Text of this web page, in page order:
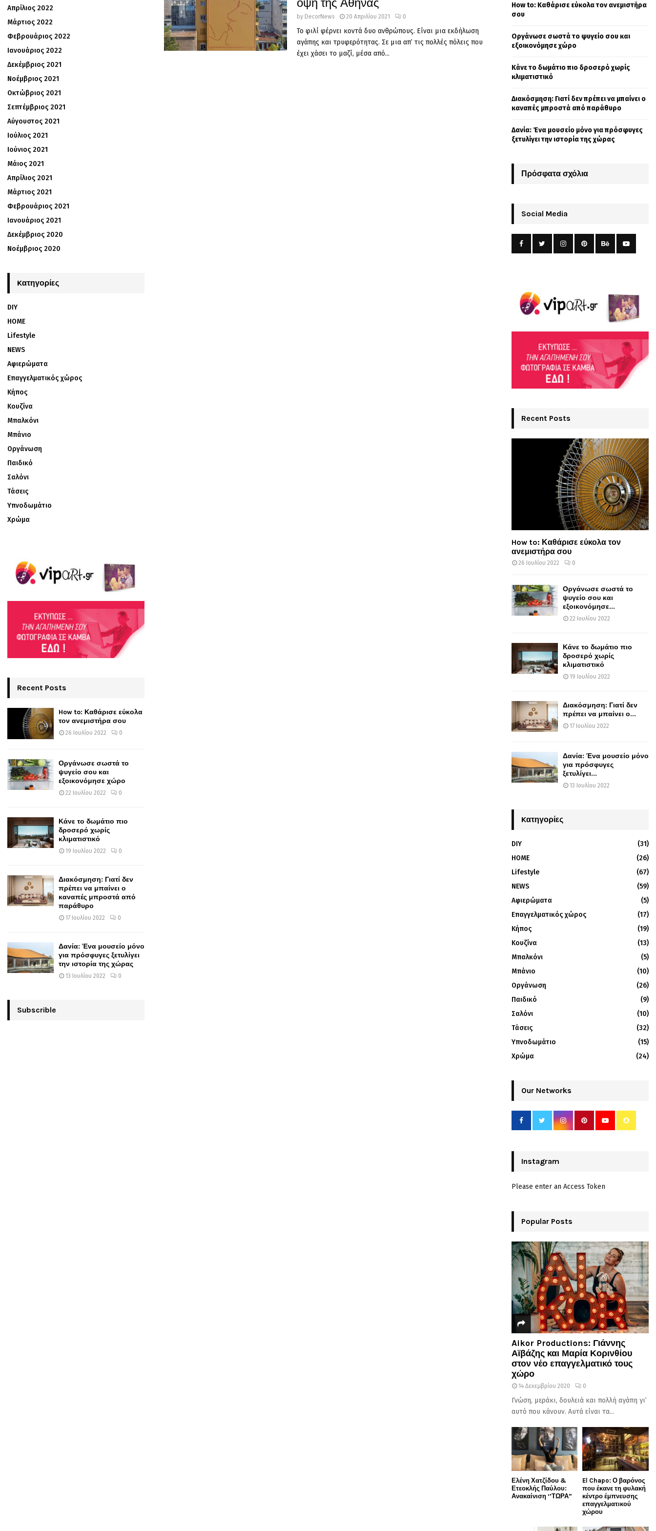
όψη της Αθήνας
by DecorNews 20 Απριλίου 2021 0
Το φιλί φέρνει κοντά δυο ανθρώπους. Είναι μια εκδήλωση
αγάπης και τρυφερότητας. Σε μια απ’ τις πολλές πόλεις που
έχει χάσει το μαζί, μέσα από...
Απρίλιος 2022
Μάρτιος 2022
Φεβρουάριος 2022
Ιανουάριος 2022
Δεκέμβριος 2021
Νοέμβριος 2021
Οκτώβριος 2021
Σεπτέμβριος 2021
Αύγουστος 2021
Ιούλιος 2021
Ιούνιος 2021
Μάιος 2021
Απρίλιος 2021
Μάρτιος 2021
Φεβρουάριος 2021
Ιανουάριος 2021
Δεκέμβριος 2020
Νοέμβριος 2020
Kατηγορίες
DIY
HOME
Lifestyle
NEWS
Αφιερώματα
Επαγγελματικός χώρος
Κήπος
Κουζίνα
Μπαλκόνι
Μπάνιο
Οργάνωση
Παιδικό
Σαλόνι
Τάσεις
Υπνοδωμάτιο
Χρώμα
Recent Posts
How to: Καθάρισε εύκολα
τον ανεμιστήρα σου
26 Ιουλίου 2022 0
Οργάνωσε σωστά το
ψυγείο σου και
εξοικονόμησε χώρο
22 Ιουλίου 2022 0
Κάνε το δωμάτιο πιο
δροσερό χωρίς
κλιματιστικό
19 Ιουλίου 2022 0
Διακόσμηση: Γιατί δεν
πρέπει να μπαίνει ο
καναπές μπροστά από
παράθυρο
17 Ιουλίου 2022 0
Δανία: Ένα μουσείο μόνο
για πρόσφυγες ξετυλίγει
την ιστορία της χώρας
13 Ιουλίου 2022 0
Subscrible
o
r
How to: Καθάρισε εύκολα τον ανεμιστήρα
σου
Οργάνωσε σωστά το ψυγείο σου και
εξοικονόμησε χώρο
Κάνε το δωμάτιο πιο δροσερό χωρίς
κλιματιστικό
Διακόσμηση: Γιατί δεν πρέπει να μπαίνει ο
καναπές μπροστά από παράθυρο
Δανία: Ένα μουσείο μόνο για πρόσφυγες
ξετυλίγει την ιστορία της χώρας
Πρόσφατα σχόλια
Social Media
Recent Posts
How to: Καθάρισε εύκολα τον
ανεμιστήρα σου
26 Ιουλίου 2022 0
Οργάνωσε σωστά το
ψυγείο σου και
εξοικονόμησε...
22 Ιουλίου 2022
Κάνε το δωμάτιο πιο
δροσερό χωρίς
κλιματιστικό
19 Ιουλίου 2022
Διακόσμηση: Γιατί δεν
πρέπει να μπαίνει ο...
17 Ιουλίου 2022
Δανία: Ένα μουσείο μόνο
για πρόσφυγες
ξετυλίγει...
13 Ιουλίου 2022
Kατηγορίες
DIY
(31)
HOME
(26)
Lifestyle
(67)
NEWS
(59)
Αφιερώματα
(5)
Επαγγελματικός χώρος
(17)
Κήπος
(19)
Κουζίνα
(13)
Μπαλκόνι
(5)
Μπάνιο
(10)
Οργάνωση
(26)
Παιδικό
(9)
Σαλόνι
(10)
Τάσεις
(32)
Υπνοδωμάτιο
(15)
Χρώμα
(24)
Our Networks
Instagram
Please enter an Access Token
Popular Posts
Aikor Productions: Γιάννης
Αϊβάζης και Μαρία Κορινθίου
στον νέο επαγγελματικό τους
χώρο
14 Δεκεμβρίου 2020 0
Γνώση, μεράκι, δουλειά και πολλή αγάπη γι’
αυτό που κάνουν. Αυτά είναι τα...
Ελένη Χατζίδου &
Ετεοκλής Παύλου:
Ανακαίνιση ‘’ΤΩΡΑ”
El Chapo: Ο βαρόνος
που έκανε τη φυλακή
κέντρο έμπνευσης
επαγγελματικού
χώρου